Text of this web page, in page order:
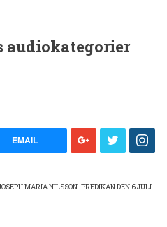
audiokategorier
EMAIL
MARIA NILSSON. PREDIKAN DEN 6 JULI